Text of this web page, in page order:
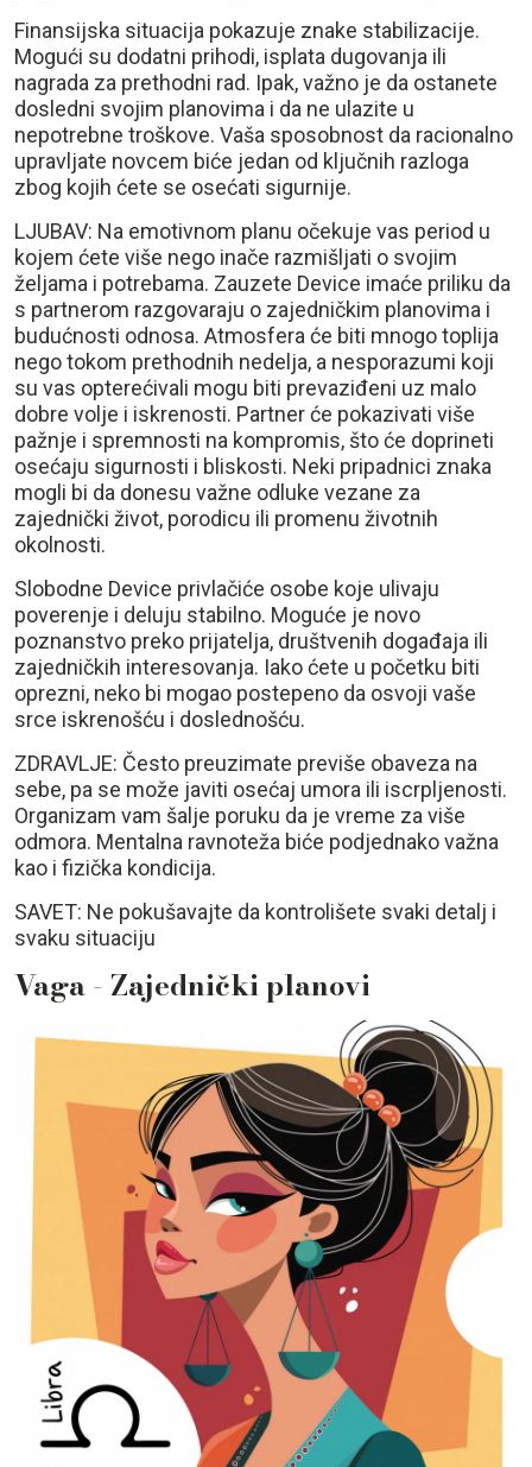
Finansijska situacija pokazuje znake stabilizacije.
Mogući su dodatni prihodi, isplata dugovanja ili
nagrada za prethodni rad. Ipak, važno je da ostanete
dosledni svojim planovima i da ne ulazite u
nepotrebne troškove. Vaša sposobnost da racionalno
upravljate novcem biće jedan od ključnih razloga
zbog kojih ćete se osećati sigurnije.
LJUBAV: Na emotivnom planu očekuje vas period u
kojem ćete više nego inače razmišljati o svojim
željama i potrebama. Zauzete Device imaće priliku da
s partnerom razgovaraju o zajedničkim planovima i
budućnosti odnosa. Atmosfera će biti mnogo toplija
nego tokom prethodnih nedelja, a nesporazumi koji
su vas opterećivali mogu biti prevaziđeni uz malo
dobre volje i iskrenosti. Partner će pokazivati više
pažnje i spremnosti na kompromis, što će doprineti
osećaju sigurnosti i bliskosti. Neki pripadnici znaka
mogli bi da donesu važne odluke vezane za
zajednički život, porodicu ili promenu životnih
okolnosti.
Slobodne Device privlačiće osobe koje ulivaju
poverenje i deluju stabilno. Moguće je novo
poznanstvo preko prijatelja, društvenih događaja ili
zajedničkih interesovanja. Iako ćete u početku biti
oprezni, neko bi mogao postepeno da osvoji vaše
srce iskrenošću i doslednošću.
ZDRAVLJE: Često preuzimate previše obaveza na
sebe, pa se može javiti osećaj umora ili iscrpljenosti.
Organizam vam šalje poruku da je vreme za više
odmora. Mentalna ravnoteža biće podjednako važna
kao i fizička kondicija.
SAVET: Ne pokušavajte da kontrolišete svaki detalj i
svaku situaciju
Vaga - Zajednički planovi